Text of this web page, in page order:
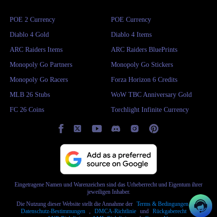
POE 2 Currency POE Currency
Diablo 4 Gold Diablo 4 Items
ARC Raiders Items ARC Raiders BluePrints
Monopoly Go Partners Monopoly Go Stickers
Monopoly Go Racers Forza Horizon 6 Credits
MLB 26 Stubs WoW TBC Anniversary Gold
FC 26 Coins Torchlight Infinite Currency
Eingetragene Namen und Warenzeichen sind das Urheberrecht und Eigentum ihrer
jeweiligen Inhaber.
Die Nutzung dieser Website stellt die Annahme der Terms & Bedingungen und
Datenschutz-Bestimmungen
DMCA-Richtlinie und Rückgaberecht und